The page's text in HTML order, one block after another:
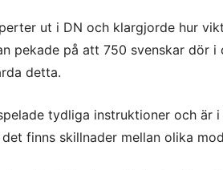
ut i DN och klargjorde hur
pekade på att 750 svenskar dör i
detta.
tydliga instruktioner och är
finns skillnader mellan olika